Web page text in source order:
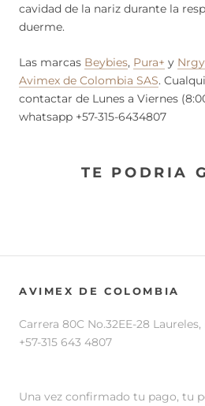
cavidad de la nariz durante la
duerme.
Las marcas Beybies, Pura+ y
Avimex de Colombia SAS.
contactar de Lunes a Viernes
whatsapp +57-315-6434807
TE PODRIA
AVIMEX DE COLOMBIA
Carrera 80C No.32EE-28
+57-315 643 4807
Una vez confirmado tu pago, tu